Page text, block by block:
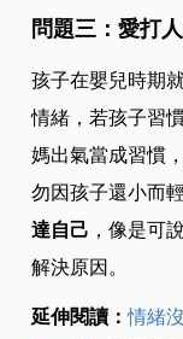
問題三：愛打人
孩子在嬰兒時期
情緒，若孩子習
媽出氣當成習慣
勿因孩子還小而
達自己 ，像是可
解決原因。
延伸閱讀：情緒